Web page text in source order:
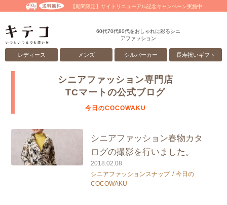
【期間限定】サイトリニューアル記念キャンペーン実施中
60代70代80代をおしゃれに彩るシニ
アファッション
レディース メンズ シルバーカー 長寿祝いギフト
シニアファッション専門店
TCマートの公式ブログ
今日のCOCOWAKU
シニアファッション春物カタ
ログの撮影を行いました。
2018.02.08
シニアファッションスナップ
今日の
COCOWAKU